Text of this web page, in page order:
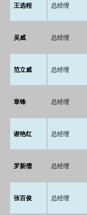
王选程 总经理
吴威 总经理
范立威 总经理
章锋 总经理
谢艳红 总经理
罗新儒 总经理
张百俊 总经理